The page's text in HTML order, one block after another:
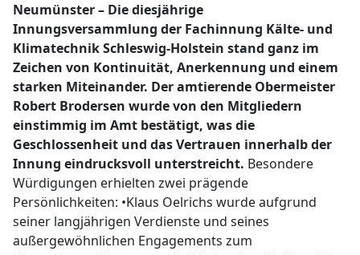
Neumünster – Die diesjährige
Innungsversammlung der Fachinnung Kälte- und
Klimatechnik Schleswig-Holstein stand ganz im
Zeichen von Kontinuität, Anerkennung und einem
starken Miteinander. Der amtierende Obermeister
Robert Brodersen wurde von den Mitgliedern
einstimmig im Amt bestätigt, was die
Geschlossenheit und das Vertrauen innerhalb der
Innung eindrucksvoll unterstreicht. Besondere
Würdigungen erhielten zwei prägende
Persönlichkeiten: •Klaus Oelrichs wurde aufgrund
seiner langjährigen Verdienste und seines
außergewöhnlichen Engagements zum